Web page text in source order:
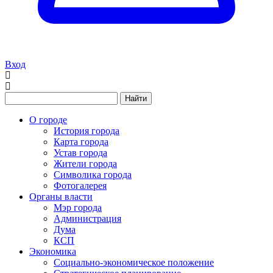
Вход
Найти
О городе
История города
Карта города
Устав города
Жители города
Символика города
Фотогалерея
Органы власти
Мэр города
Администрация
Дума
КСП
Экономика
Социально-экономическое положение